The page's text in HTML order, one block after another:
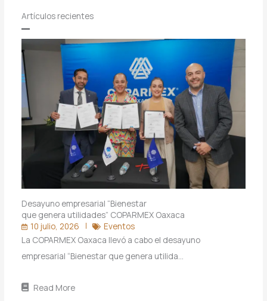
Artículos recientes
Desayuno empresarial “Bienestar
que genera utilidades” COPARMEX Oaxaca
10 julio, 2026
Eventos
La COPARMEX Oaxaca llevó a cabo el desayuno
empresarial “Bienestar que genera utilida…
Read More